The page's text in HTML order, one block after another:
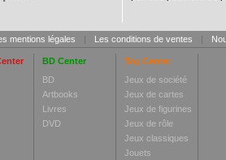
mentions légales | Les conditions de ventes |
BD Center
BD
Artbooks
Livres
DVD
Toy Center
Jeux de société
Jeux de cartes
Jeux de figurines
Jeux de rôle
Jeux classiques
Jouets